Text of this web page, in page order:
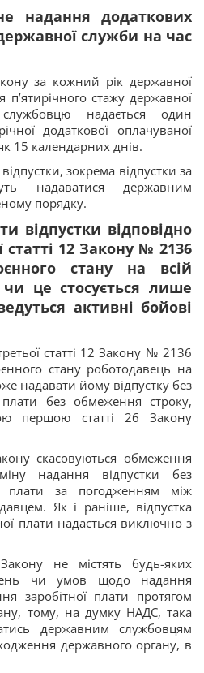
надання додаткових
служби на час
за кожний рік державної
п’ятирічного стажу державної
надається один
додаткової оплачуваної
15 календарних днів.
зокрема відпустки за
надаватися державним
порядку.
відпустки відповідно
статті 12 Закону № 2136
стану на всій
чи це стосується лише
активні бойові
статті 12 Закону № 2136
стану роботодавець на
надавати йому відпустку без
плати без обмеження строку,
першою статті 26 Закону
скасовуються обмеження
надання відпустки без
плати за погодженням між
Як і раніше, відпустка
плати надається виключно з
не містять будь-яких
чи умов щодо надання
заробітної плати протягом
тому, на думку НАДС, така
державним службовцям
державного органу, в